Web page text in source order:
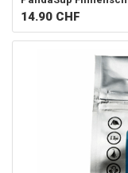
14.90 CHF